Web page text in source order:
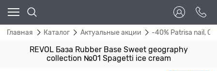
Главная Каталог Актуальные акции -40% Patrisa nail,
REVOL База Rubber Base Sweet geography
collection №01 Spagetti ice cream